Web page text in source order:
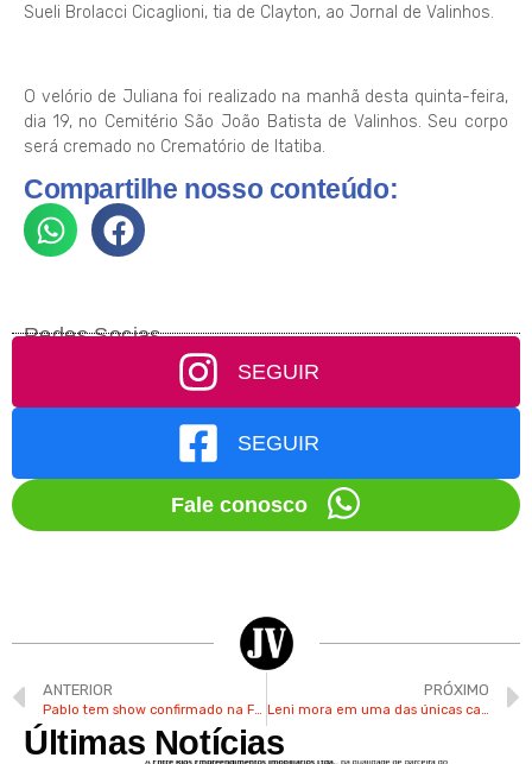
Sueli Brolacci Cicaglioni, tia de Clayton, ao Jornal de Valinhos.
O velório de Juliana foi realizado na manhã desta quinta-feira,
dia 19, no Cemitério São João Batista de Valinhos. Seu corpo
será cremado no Crematório de Itatiba.
Compartilhe nosso conteúdo:
Redes Socias
SEGUIR
SEGUIR
Fale conosco
ANTERIOR
Pablo tem show confirmado na Festa do Figo de Valinhos
PRÓXIMO
Leni mora em uma das únicas casas originais sorteadas há 32 anos no Jd. São Marcos em Valinhos
Últimas Notícias